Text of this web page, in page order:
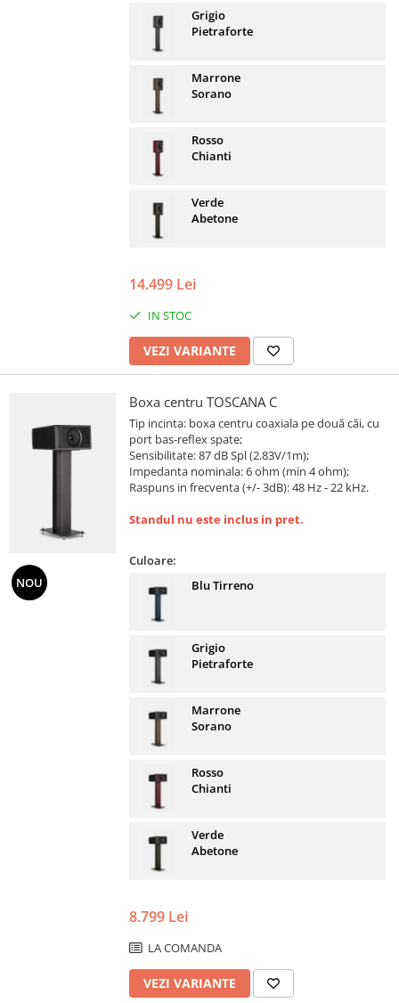
Grigio
Pietraforte
Marrone
Sorano
Rosso
Chianti
Verde
Abetone
14.499 Lei
IN STOC
VEZI VARIANTE
NOU
Boxa centru TOSCANA C
Tip incinta: boxa centru coaxiala pe două căi, cu
port bas-reflex spate;
Sensibilitate: 87 dB Spl (2.83V/1m);
Impedanta nominala: 6 ohm (min 4 ohm);
Raspuns in frecventa (+/- 3dB): 48 Hz - 22 kHz.
Standul nu este inclus in pret.
Culoare:
Blu Tirreno
Grigio
Pietraforte
Marrone
Sorano
Rosso
Chianti
Verde
Abetone
8.799 Lei
LA COMANDA
VEZI VARIANTE